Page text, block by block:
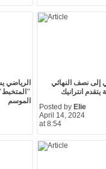
الرياضي
الموسم
إلى نصف النهائي
يتقدم انترانيك
Posted by Elie
April 14, 2024
at 8:54